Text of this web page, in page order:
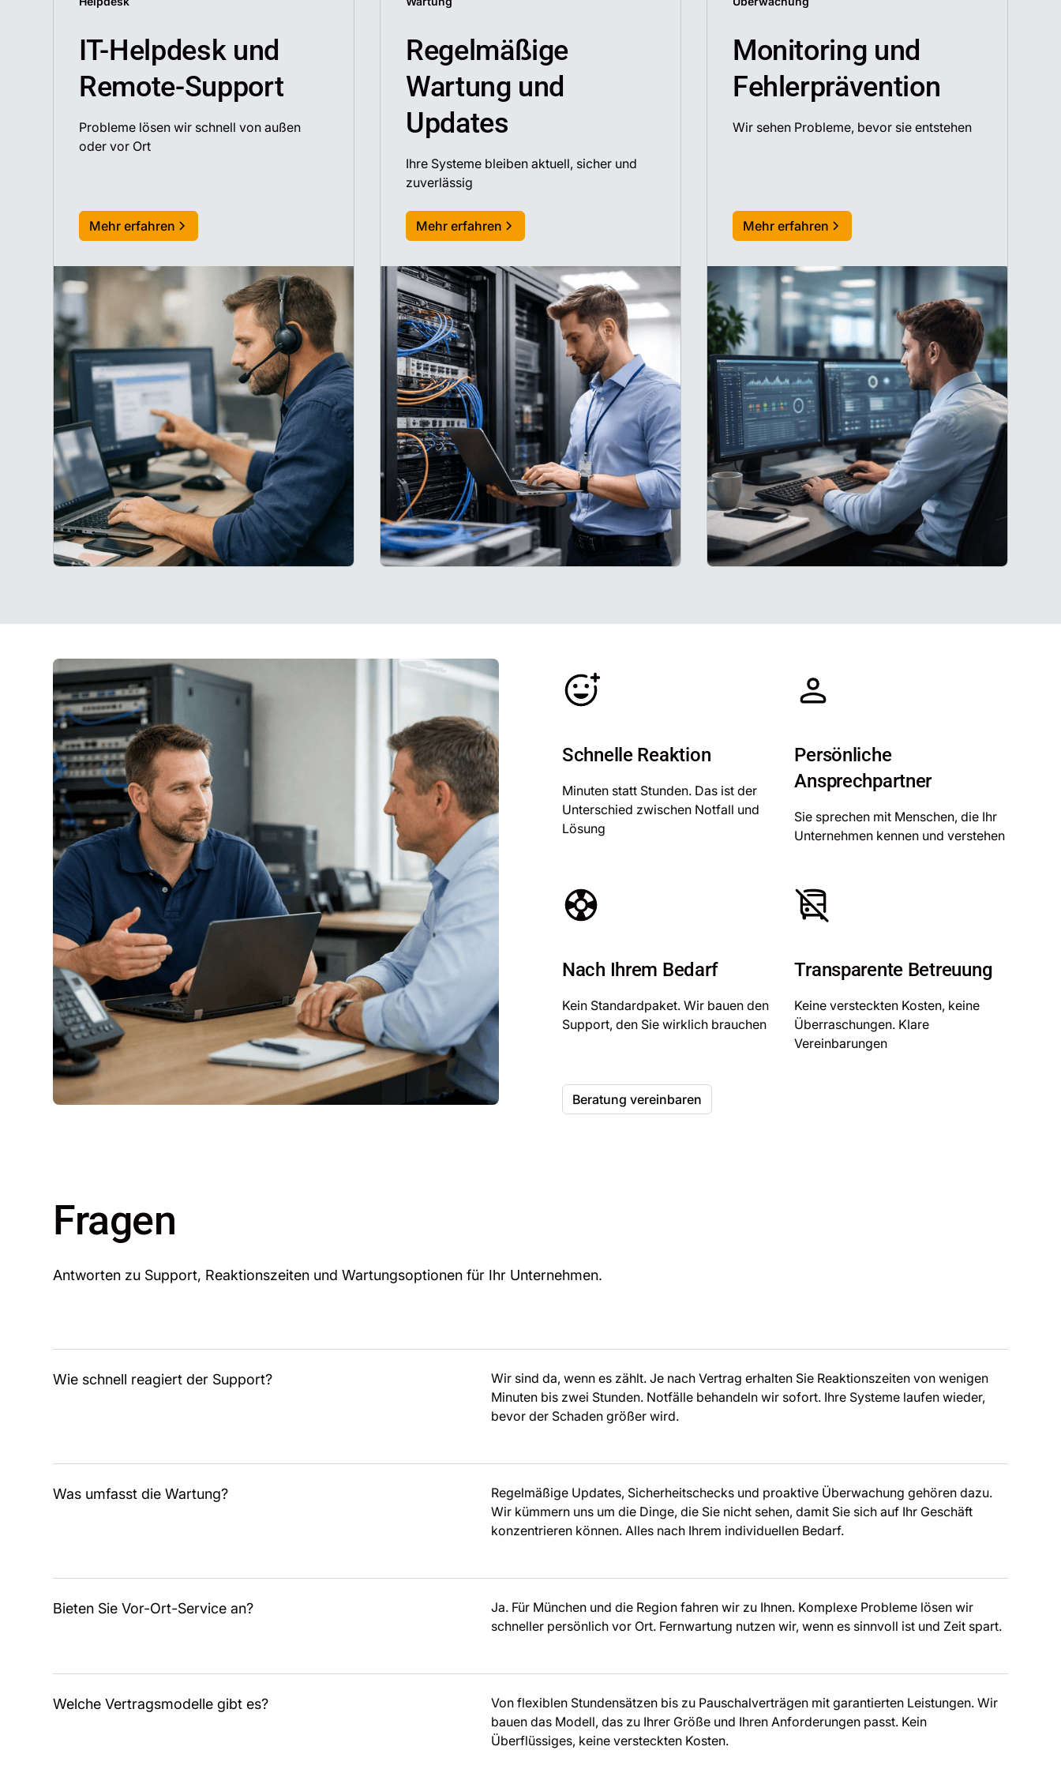
IT-Helpdesk und
Remote-Support
Probleme lösen wir schnell von außen
oder vor Ort
Mehr erfahren
Regelmäßige
Wartung und
Updates
Ihre Systeme bleiben aktuell, sicher und
zuverlässig
Mehr erfahren
Monitoring und
Fehlerprävention
Wir sehen Probleme, bevor sie entstehen
Mehr erfahren
Schnelle Reaktion
Minuten statt Stunden. Das ist der
Unterschied zwischen Notfall und
Lösung
Persönliche
Ansprechpartner
Sie sprechen mit Menschen, die Ihr
Unternehmen kennen und verstehen
Nach Ihrem Bedarf
Kein Standardpaket. Wir bauen den
Support, den Sie wirklich brauchen
Transparente Betreuung
Keine versteckten Kosten, keine
Überraschungen. Klare
Vereinbarungen
Beratung vereinbaren
Fragen
Antworten zu Support, Reaktionszeiten und Wartungsoptionen für Ihr Unternehmen.
Wie schnell reagiert der Support?
Wir sind da, wenn es zählt. Je nach Vertrag erhalten Sie Reaktionszeiten von wenigen
Minuten bis zwei Stunden. Notfälle behandeln wir sofort. Ihre Systeme laufen wieder,
bevor der Schaden größer wird.
Was umfasst die Wartung?
Regelmäßige Updates, Sicherheitschecks und proaktive Überwachung gehören dazu.
Wir kümmern uns um die Dinge, die Sie nicht sehen, damit Sie sich auf Ihr Geschäft
konzentrieren können. Alles nach Ihrem individuellen Bedarf.
Bieten Sie Vor-Ort-Service an?
Ja. Für München und die Region fahren wir zu Ihnen. Komplexe Probleme lösen wir
schneller persönlich vor Ort. Fernwartung nutzen wir, wenn es sinnvoll ist und Zeit spart.
Welche Vertragsmodelle gibt es?
Von flexiblen Stundensätzen bis zu Pauschalverträgen mit garantierten Leistungen. Wir
bauen das Modell, das zu Ihrer Größe und Ihren Anforderungen passt. Kein
Überflüssiges, keine versteckten Kosten.